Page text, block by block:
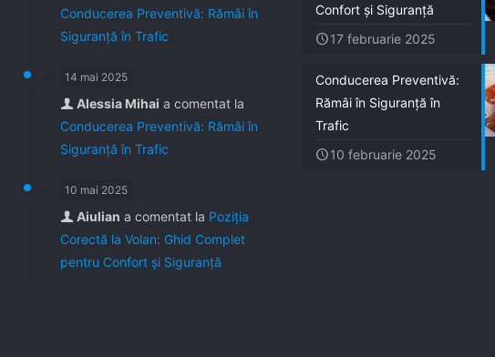
Conducerea Preventivă: Rămâi în
Siguranță în Trafic
14 mai 2025
Alessia Mihai a comentat la
Conducerea Preventivă: Rămâi în
Siguranță în Trafic
10 mai 2025
Aiulian a comentat la Poziția
Corectă la Volan: Ghid Complet
pentru Confort și Siguranță
Confort și Siguranță
17 februarie 2025
Conducerea Preventivă:
Rămâi în Siguranță în
Trafic
10 februarie 2025